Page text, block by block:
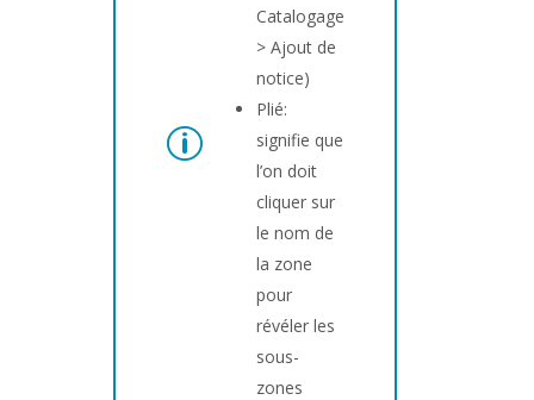
Catalogage
> Ajout de
notice)
Plié:
signifie que
l’on doit
cliquer sur
le nom de
la zone
pour
révéler les
sous-
zones